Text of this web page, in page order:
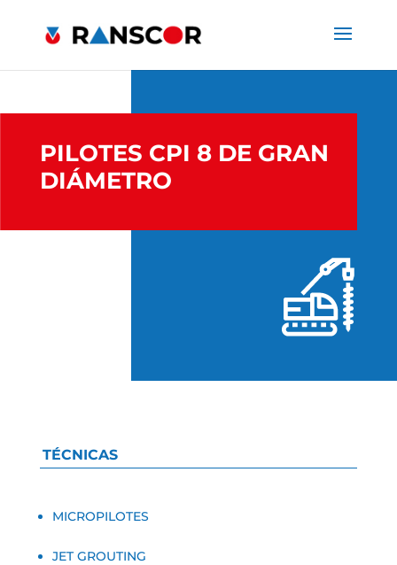
PILOTES CPI 8 DE GRAN
DIÁMETRO
TÉCNICAS
MICROPILOTES
JET GROUTING